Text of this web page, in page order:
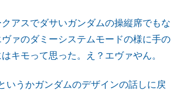
アスでダサいガンダムの操縦席でもな
ヴァのダミーシステムモードの様に手の
キモって思った。え？エヴァやん。
いうかガンダムのデザインの話しに戻